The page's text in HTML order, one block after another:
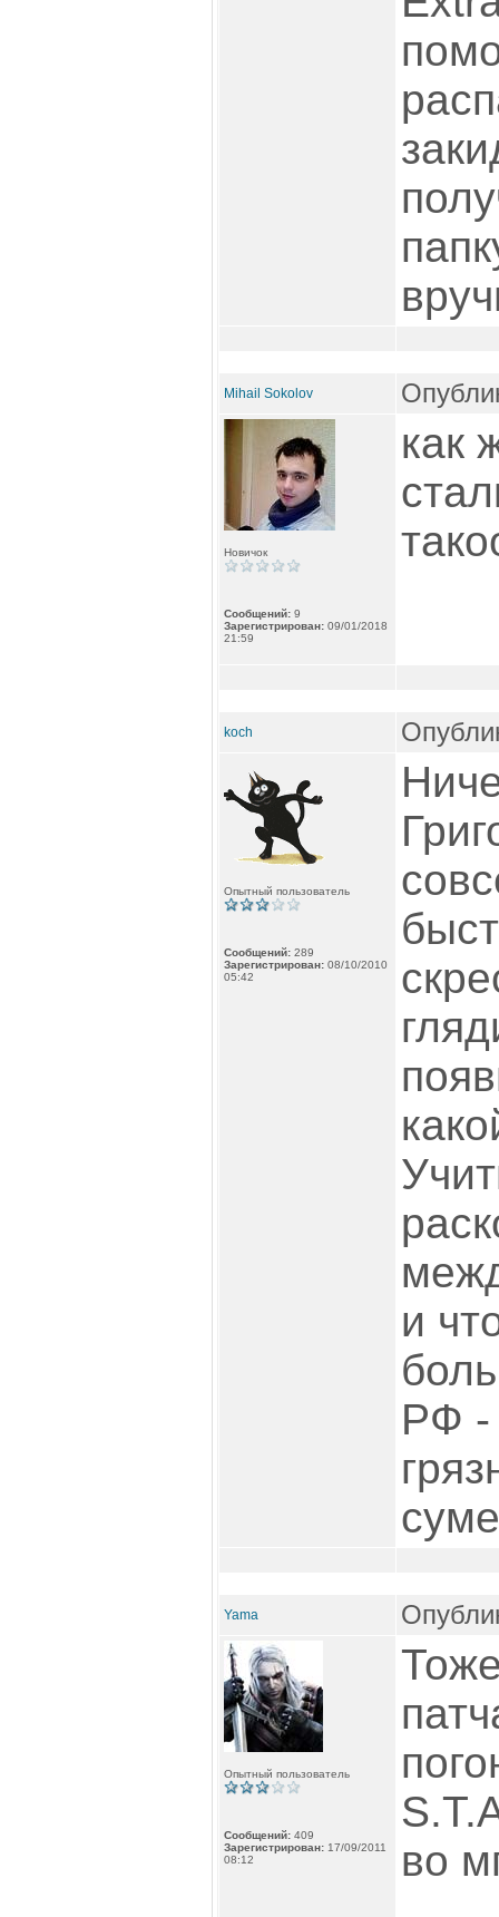
Mihail Sokolov
Новичок
Сообщений: 9
Зарегистрирован: 09/01/2018
21:59
как
koch
Опытный пользователь
Сообщений: 289
Зарегистрирован: 08/10/2010
05:42
и
РФ -
Yama
Опытный пользователь
Сообщений: 409
Зарегистрирован: 17/09/2011
08:12
во